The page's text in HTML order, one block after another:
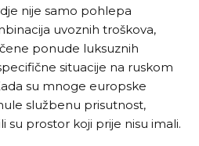
nije samo pohlepa
uvoznih troškova,
ponude luksuznih
situacije na ruskom
su mnoge europske
službenu prisutnost,
su prostor koji prije nisu imali.